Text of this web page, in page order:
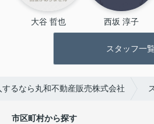
大谷 哲也 西坂 淳子
スタッフ一
るなら丸和不動産販売株式会社
市区町村から探す